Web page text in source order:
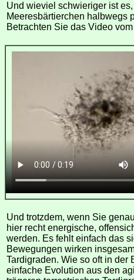
Und wieviel schwieriger ist
Meeresbärtierchen halbwegs
Betrachten Sie das Video
Und trotzdem, wenn Sie
hier recht energische,
werden. Es fehlt einfach das
Bewegungen wirken
Tardigraden. Wie so oft in der
einfache Evolution aus den